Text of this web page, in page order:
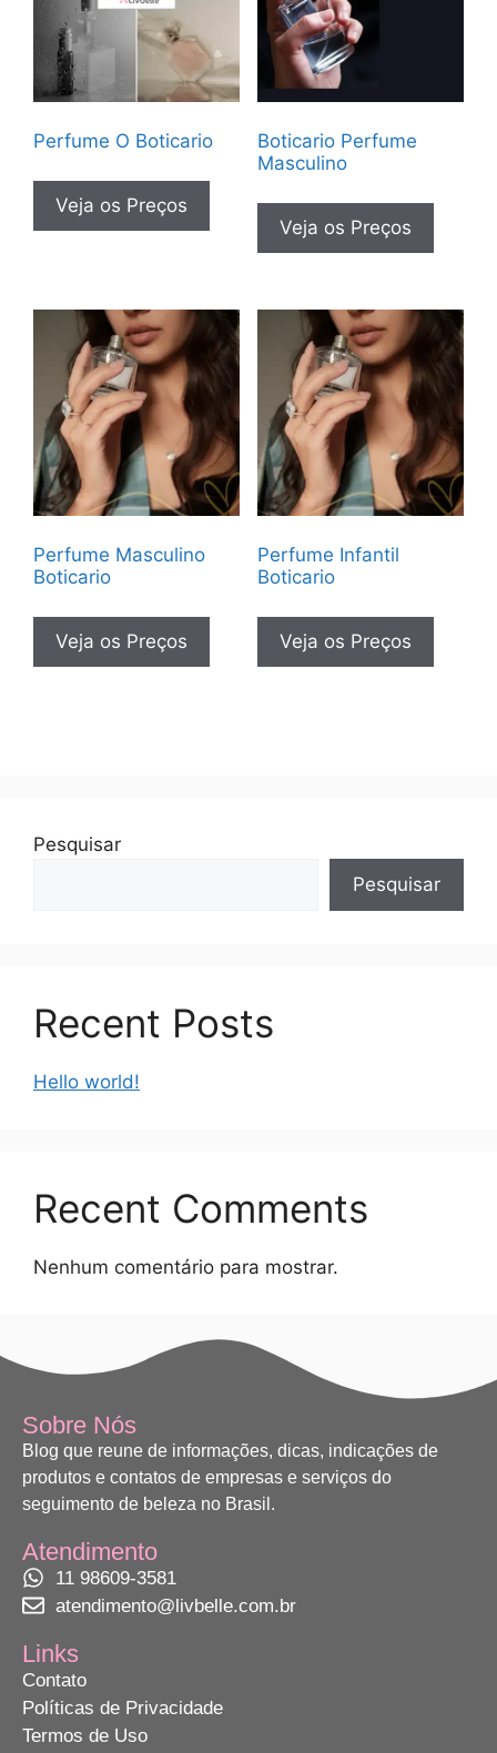
Perfume O Boticario
Veja os Preços
Boticario Perfume
Masculino
Veja os Preços
Perfume Masculino
Boticario
Veja os Preços
Perfume Infantil
Boticario
Veja os Preços
Pesquisar
Pesquisar
Recent Posts
Hello world!
Recent Comments
Nenhum comentário para mostrar.
Sobre Nós
Blog que reune de informações, dicas, indicações de
produtos e contatos de empresas e serviços do
seguimento de beleza no Brasil.
Atendimento
11 98609-3581
atendimento@livbelle.com.br
Links
Contato
Políticas de Privacidade
Termos de Uso